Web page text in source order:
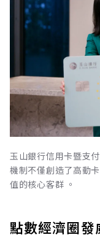
玉山銀行信用卡暨支
機制不僅創造了高動
值的核心客群 。
點數經濟圈